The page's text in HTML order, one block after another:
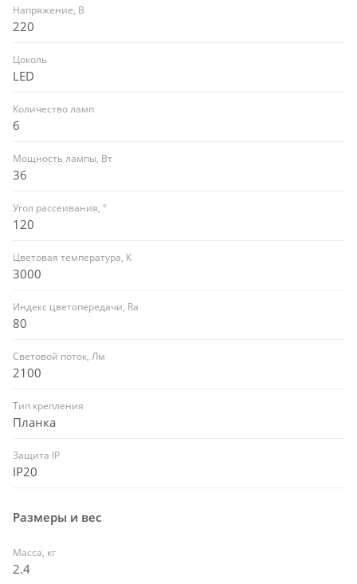
Напряжение, В
220
Цоколь
LED
Количество ламп
6
Мощность лампы, Вт
36
Угол рассеивания, °
120
Цветовая температура, К
3000
Индекс цветопередачи, Ra
80
Световой поток, Лм
2100
Тип крепления
Планка
Защита IP
IP20
Размеры и вес
Масса, кг
2.4